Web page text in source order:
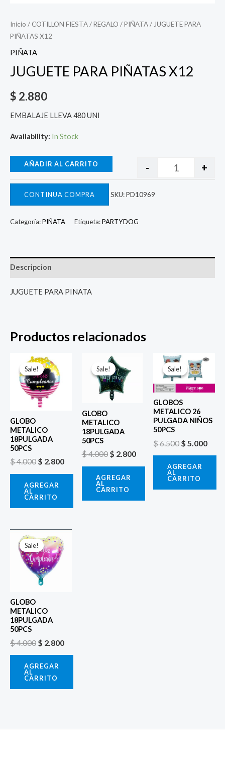
Inicio / COTILLON FIESTA/REGALO /PIÑATA/ JUGUETE PARA
PIÑATAS X12
PIÑATA
JUGUETE PARA PIÑATAS X12
$ 2.880
EMBALAJE LLEVA 480 UNI
Availability: In Stock
- +
AÑADIR AL CARRITO
CONTINUA COMPRA SKU:PD10969
Categoría:PIÑATA Etiqueta:PARTYDOG
Descripcion
JUGUETE PARA PINATA
Productos relacionados
Sale!
Sale!
GLOBO
METALICO
18PULGADA
50PCS
$4.000
El
precio
original
era:
$ 4.000.
$ 2.800
AGREGAR
AL
CARRITO
Sale!
Sale!
GLOBO
METALICO
18PULGADA
50PCS
$4.000
El
precio
original
era:
$ 4.000.
$ 2.800
$ 2.800.
AGREGAR
AL
CARRITO
Sale!
Sale!
GLOBOS
METALICO 26
PULGADA NIÑOS
50PCS
$6.500
El
precio
original
era:
$ 6.500.
$ 5.000
El
AGREGAR
AL
CARRITO
Sale!
Sale!
GLOBO
METALICO
18PULGADA
50PCS
$4.000
precio
original
era:
$ 4.000.
$ 2.800
AGREGAR
AL
CARRITO